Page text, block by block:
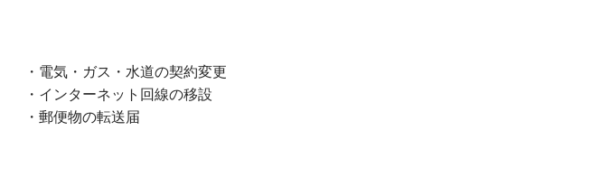
・電気・ガス・水道の契約変更
・インターネット回線の移設
・郵便物の転送届